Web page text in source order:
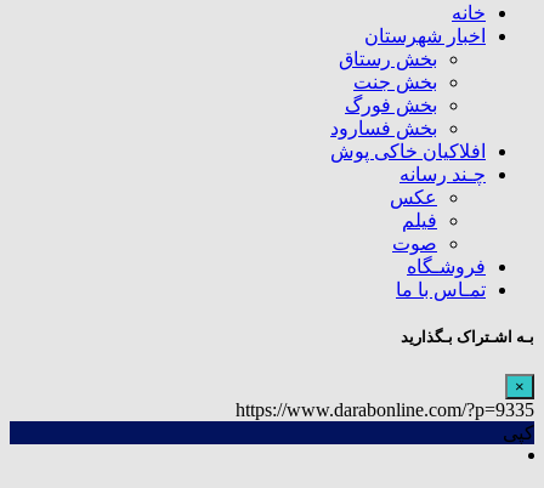
خانه
اخبار شهرستان
بخش رستاق
بخش جنت
بخش فورگ
بخش فسارود
افلاکیان خاکی پوش
چـند رسانه
عکس
فیلم
صوت
فروشـگاه
تمـاس با ما
بـه اشـتراک بـگذارید
×
https://www.darabonline.com/?p=9335
کپی